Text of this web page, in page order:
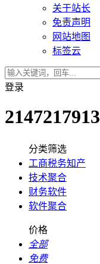
关于站长
免责声明
网站地图
标签云
登录
2147217913
分类筛选
工商税务知产
技术聚合
财务软件
软件聚合
价格
全部
免费